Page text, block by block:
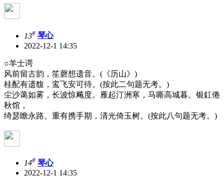
13# 琴心
2022-12-1 14:35
○羊士谔
风前留古韵，笙磬想遗音。(《历山》)
桂配有遗馥，鸾飞安可待。(按此二句题无考。)
尘沙蔼如雾，长波惊飚度。雁起汀洲寒，马嘶高城暮。银釭倦
秋馆，
绮瑟瞻永路。重有携手期，清光倚玉树。(按此八句题无考。)
14# 琴心
2022-12-1 14:35